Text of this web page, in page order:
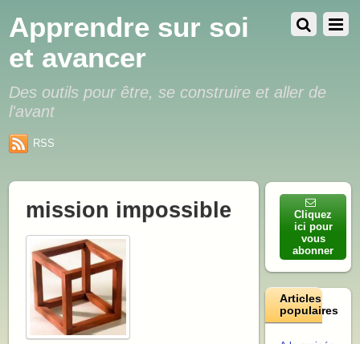
Apprendre sur soi
et avancer
Des outils pour être, se construire et aller de
l'avant
RSS
mission impossible
Cliquez
ici pour
vous
abonner
Articles
populaires